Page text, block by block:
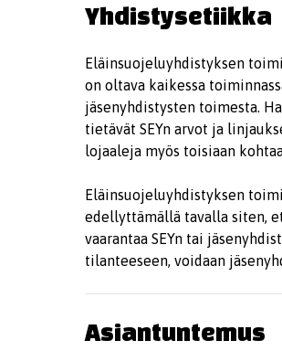
Yhdistysetiikka
Eläinsuojeluyhdistyksen
on oltava kaikessa
jäsenyhdistysten toimesta.
tietävät SEYn arvot ja
lojaaleja myös toisiaan
Eläinsuojeluyhdistyksen
edellyttämällä tavalla siten,
vaarantaa SEYn tai
tilanteeseen, voidaan
Asiantuntemus